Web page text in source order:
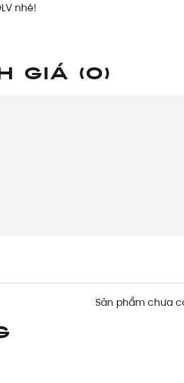
nhé!
giá (0)
Sản phẩm chưa